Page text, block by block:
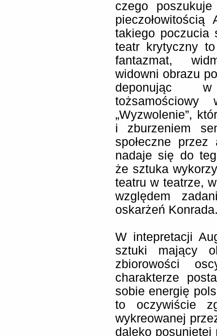
czego
takiego poczucia
teatr krytyczny
fantazmat,
widowni obrazu
deponując
„Wyzwolenie”,
i zburzeniem
społeczne przez
nadaje się do
że sztuka
teatru w teatrze,
względem
oskarżeń
W intepretacji
sztuki mający
zbiorowości
charakterze
sobie energię
to oczywiście
wykreowanej
daleko posuniętej